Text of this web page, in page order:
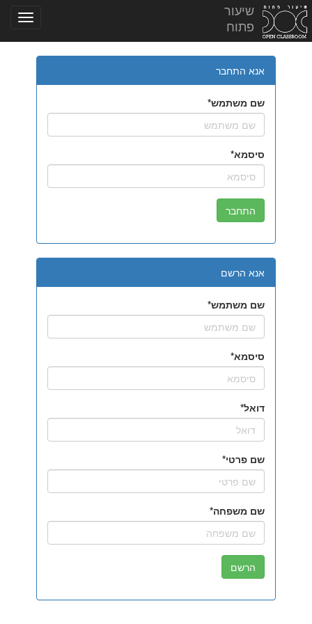
שיעור
פתוח
אנא התחבר
שם משתמש
סיסמא
אנא הרשם
שם משתמש
סיסמא
דואל
שם פרטי
שם משפחה